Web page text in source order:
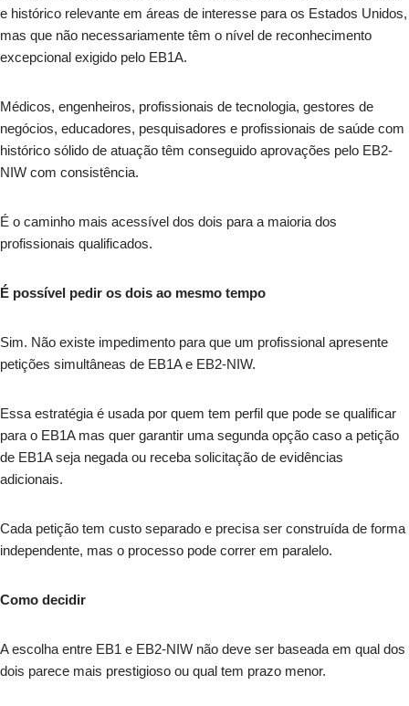
e histórico relevante em áreas de interesse para os Estados Unidos,
mas que não necessariamente têm o nível de reconhecimento
excepcional exigido pelo EB1A.
Médicos, engenheiros, profissionais de tecnologia, gestores de
negócios, educadores, pesquisadores e profissionais de saúde com
histórico sólido de atuação têm conseguido aprovações pelo EB2-
NIW com consistência.
É o caminho mais acessível dos dois para a maioria dos
profissionais qualificados.
É possível pedir os dois ao mesmo tempo
Sim. Não existe impedimento para que um profissional apresente
petições simultâneas de EB1A e EB2-NIW.
Essa estratégia é usada por quem tem perfil que pode se qualificar
para o EB1A mas quer garantir uma segunda opção caso a petição
de EB1A seja negada ou receba solicitação de evidências
adicionais.
Cada petição tem custo separado e precisa ser construída de forma
independente, mas o processo pode correr em paralelo.
Como decidir
A escolha entre EB1 e EB2-NIW não deve ser baseada em qual dos
dois parece mais prestigioso ou qual tem prazo menor.